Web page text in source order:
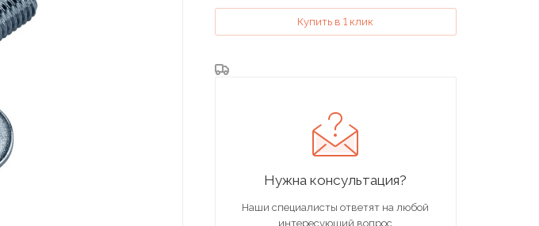
Купить в 1 клик
Нужна консультация?
Наши специалисты ответят на любой
интересующий вопрос